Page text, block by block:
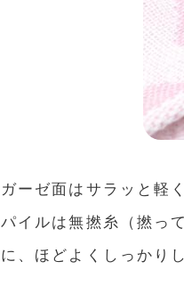
ガーゼ面はサラッと軽
パイルは無撚糸（撚っ
に、ほどよくしっかり